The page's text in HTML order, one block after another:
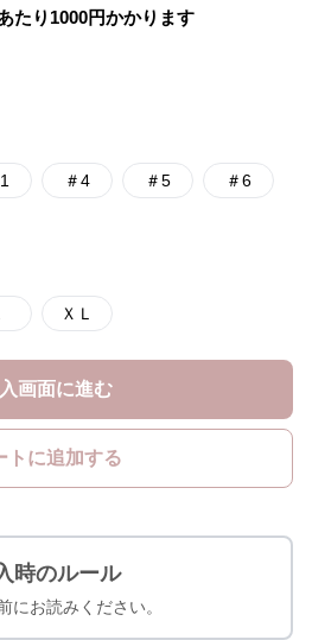
たり 1000円かかります
＃4 ＃5 ＃6
ＸＬ
画面に進む
トに追加する
時のルール
にお読みください。